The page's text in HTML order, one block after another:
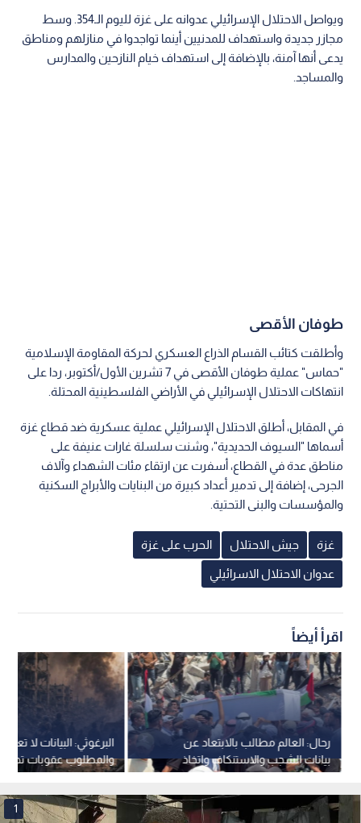
ويواصل الاحتلال الإسرائيلي عدوانه على غزة لليوم الـ354. وسط
مجازر جديدة واستهداف للمدنيين أينما تواجدوا في منازلهم ومناطق
يدعى أنها آمنة، بالإضافة إلى استهداف خيام النازحين والمدارس
والمساجد.
طوفان الأقصى
وأطلقت كتائب القسام الذراع العسكري لحركة المقاومة الإسلامية
"حماس" عملية طوفان الأقصى في 7 تشرين الأول/أكتوبر، ردا على
انتهاكات الاحتلال الإسرائيلي في الأراضي الفلسطينية المحتلة.
في المقابل، أطلق الاحتلال الإسرائيلي عملية عسكرية ضد قطاع غزة
أسماها "السيوف الحديدية"، وشنت سلسلة غارات عنيفة على
مناطق عدة في القطاع، أسفرت عن ارتقاء مئات الشهداء وآلاف
الجرحى، إضافة إلى تدمير أعداد كبيرة من البنايات والأبراج السكنية
والمؤسسات والبنى التحتية.
غزة جيش الاحتلال الحرب على غزة
عدوان الاحتلال الاسرائيلي
اقرأ أيضاً
البرغوثي: البيانات لا تعني
والمطلوب عقوبات تجبر
وقف الإبادة
رحال: العالم مطالب بالابتعاد عن
بيانات الشجب والاستنكاف واتخاذ
خطوات عملية لإيقاف محو العائلات
بغزة
1